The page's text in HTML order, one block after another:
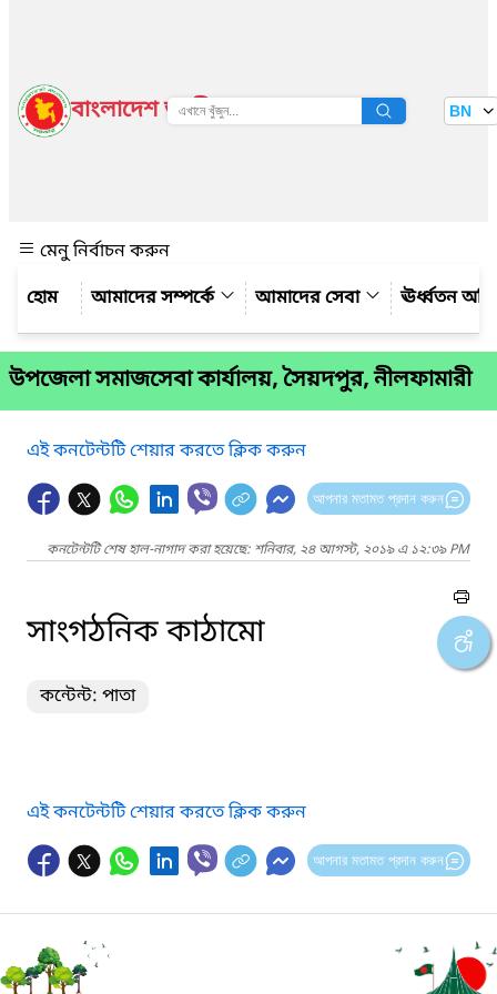
বাংলাদেশ জাতীয় তথ্য বাতায়ন BN
মেনু নির্বাচন করুন
আমাদের সম্পর্কে
আমাদের সেবা ঊর্ধ্বতন
উপজেলা সমাজসেবা কার্যালয়, সৈয়দপুর, নীলফামারী
এই কনটেন্টটি শেয়ার করতে ক্লিক করুন
আপনার মতামত প্রদান করুন
কনটেন্টটি শেষ হাল-নাগাদ করা হয়েছে: শনিবার, ২৪ আগস্ট, ২০১৯ এ ১২:৩৯ PM
সাংগঠনিক কাঠামো
কন্টেন্ট: পাতা
এই কনটেন্টটি শেয়ার করতে ক্লিক করুন
আপনার মতামত প্রদান করুন